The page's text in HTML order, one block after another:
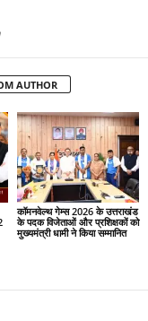
AUTHOR
कॉमनवेल्थ गेम्स 2026 के उत्तराखंड
के पदक विजेताओं और प्रशिक्षकों को
मुख्यमंत्री धामी ने किया सम्मानित